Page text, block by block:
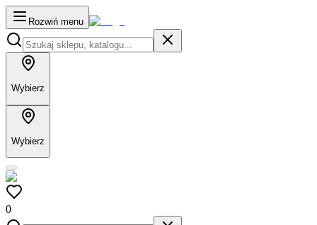
Rozwiń menu
Wybierz
Wybierz
0